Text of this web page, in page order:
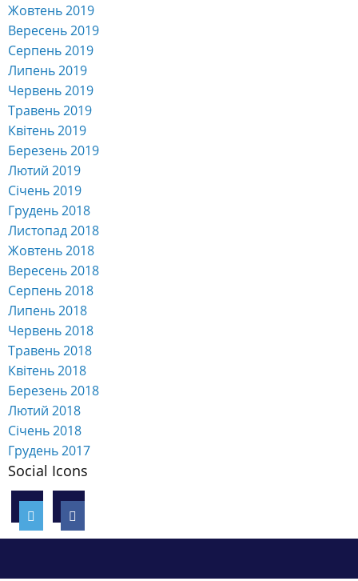
Жовтень 2019
Вересень 2019
Серпень 2019
Липень 2019
Червень 2019
Травень 2019
Квітень 2019
Березень 2019
Лютий 2019
Січень 2019
Грудень 2018
Листопад 2018
Жовтень 2018
Вересень 2018
Серпень 2018
Липень 2018
Червень 2018
Травень 2018
Квітень 2018
Березень 2018
Лютий 2018
Січень 2018
Грудень 2017
Social Icons